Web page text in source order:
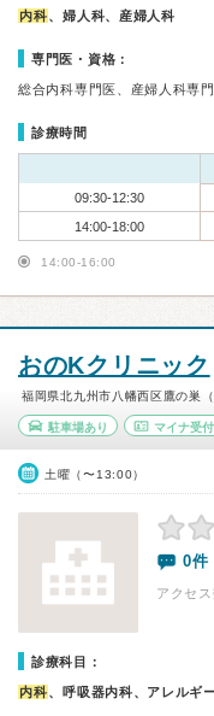
内科、婦人科、産婦人科
専門医・資格：
総合内科専門医、産婦人科専
診療時間
09:30-12:30
14:00-18:00
14:00-16:00
おのKクリニック
福岡県北九州市八幡西区鷹の巣（
駐車場あり マイナ受付
土曜（〜13:00）
0件
アクセ
診療科目：
内科、呼吸器内科、アレルギ